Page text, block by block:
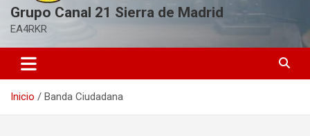
o
Grupo Canal 21 Sierra de Madrid
EA4RKR
Inicio Banda Ciudadana